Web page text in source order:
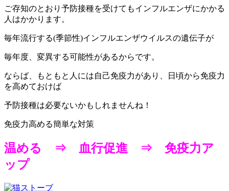
ご存知のとおり予防接種を受けてもインフルエンザにかかる
人はかかります。
毎年流行する(季節性)インフルエンザウイルスの遺伝子が
毎年度、変異する可能性があるからです。
ならば、もともと人には自己免疫力があり、日頃から免疫力
を高めておけば
予防接種は必要ないかもしれませんね！
免疫力高める簡単な対策
温める ⇒ 血行促進 ⇒ 免疫力ア
ップ